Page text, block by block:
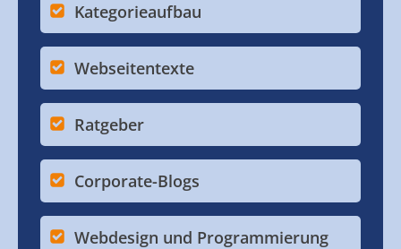
Kategorieaufbau
Webseitentexte
Ratgeber
Corporate-Blogs
Webdesign und Programmierung